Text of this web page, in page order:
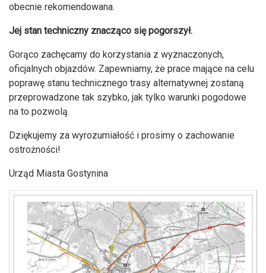
obecnie rekomendowana.
Jej stan techniczny znacząco się pogorszył.
Gorąco zachęcamy do korzystania z wyznaczonych,
oficjalnych objazdów. Zapewniamy, że prace mające na celu
poprawę stanu technicznego trasy alternatywnej zostaną
przeprowadzone tak szybko, jak tylko warunki pogodowe
na to pozwolą.
Dziękujemy za wyrozumiałość i prosimy o zachowanie
ostrożności!
Urząd Miasta Gostynina